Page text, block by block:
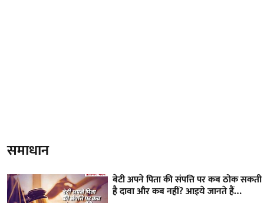
समाधान
बेटी अपने पिता की संपत्ति पर कब ठोक सकती
है दावा और कब नहीं? आइये जानते हैं…